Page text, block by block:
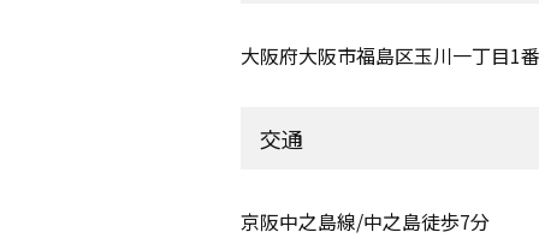
大阪府大阪市福島区玉川一丁目1
交通
京阪中之島線/中之島徒歩7分